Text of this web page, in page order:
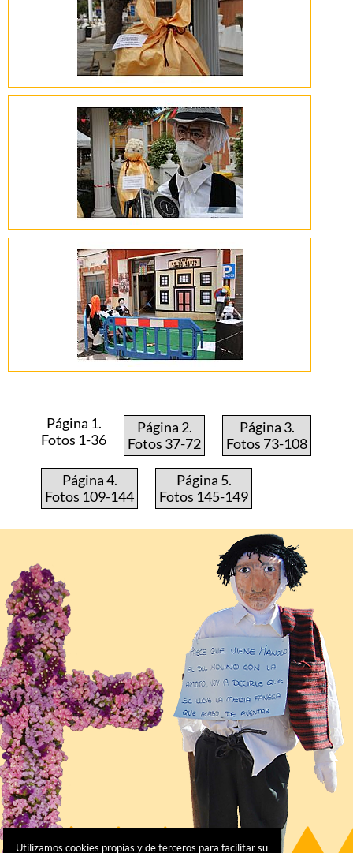
Página 1.
Fotos 1-36
Página 2.
Fotos 37-72
Página 3.
Fotos 73-108
Página 4.
Fotos 109-144
Página 5.
Fotos 145-149
Utilizamos cookies propias y de terceros para facilitar su